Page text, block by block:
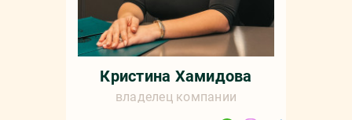
Кристина Хамидова
владелец компании